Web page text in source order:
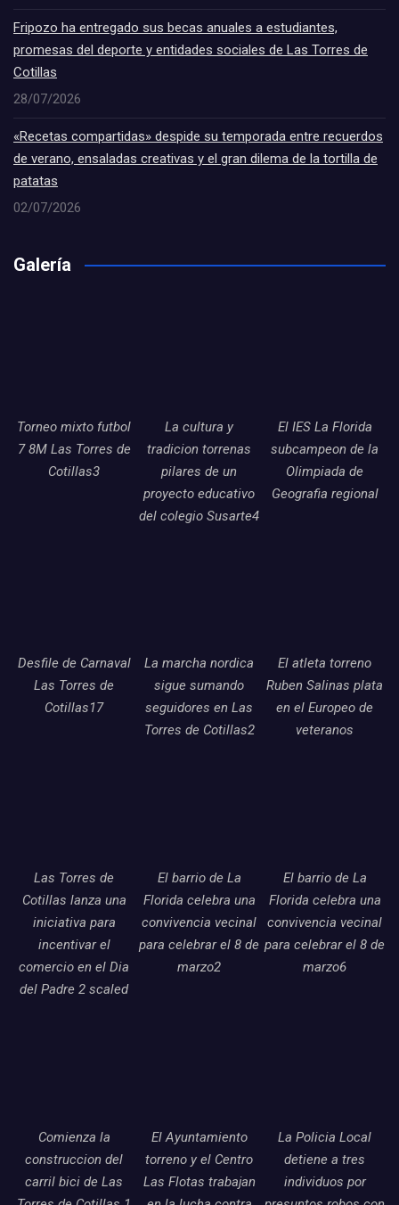
Fripozo ha entregado sus becas anuales a estudiantes,
promesas del deporte y entidades sociales de Las Torres de
Cotillas
28/07/2026
«Recetas compartidas» despide su temporada entre recuerdos
de verano, ensaladas creativas y el gran dilema de la tortilla de
patatas
02/07/2026
Galería
Torneo mixto futbol
7 8M Las Torres de
Cotillas3
La cultura y
tradicion torrenas
pilares de un
proyecto educativo
del colegio Susarte4
El IES La Florida
subcampeon de la
Olimpiada de
Geografia regional
Desfile de Carnaval
Las Torres de
Cotillas17
La marcha nordica
sigue sumando
seguidores en Las
Torres de Cotillas2
El atleta torreno
Ruben Salinas plata
en el Europeo de
veteranos
Las Torres de
Cotillas lanza una
iniciativa para
incentivar el
comercio en el Dia
del Padre 2 scaled
El barrio de La
Florida celebra una
convivencia vecinal
para celebrar el 8 de
marzo2
El barrio de La
Florida celebra una
convivencia vecinal
para celebrar el 8 de
marzo6
Comienza la
construccion del
carril bici de Las
El Ayuntamiento
torreno y el Centro
Las Flotas trabajan
La Policia Local
detiene a tres
individuos por